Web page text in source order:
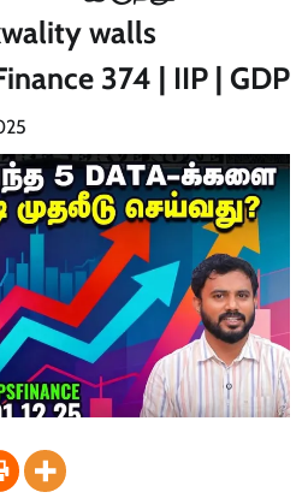
walls
374 | IIP | GDP